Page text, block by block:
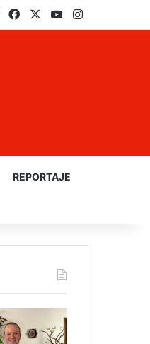
Facebook YouTube
REPORTAJE